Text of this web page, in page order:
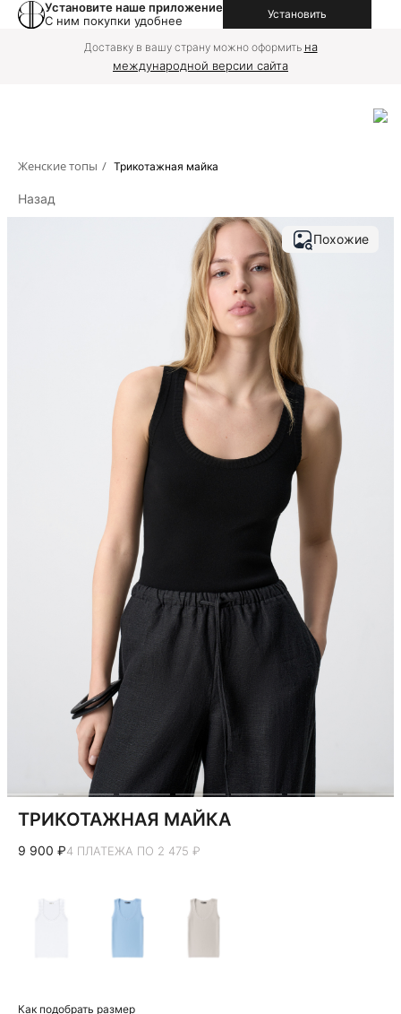
Установите наше приложение
С ним покупки удобнее
Установить
Доставку в вашу страну можно оформить на
международной версии сайта
Женские топы / Трикотажная майка
Назад
Похожие
ТРИКОТАЖНАЯ МАЙКА
9 900 ₽4 ПЛАТЕЖА ПО 2 475 ₽
Как подобрать размер